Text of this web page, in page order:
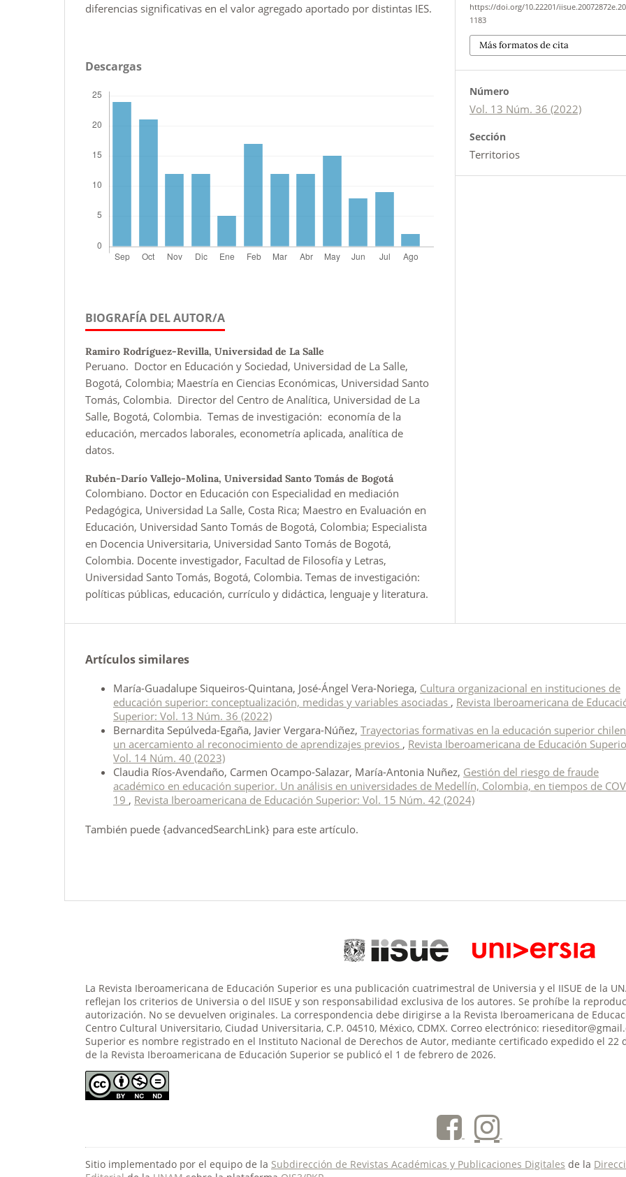
diferencias significativas en el valor agregado aportado por distintas IES.
Descargas
BIOGRAFÍA DEL AUTOR/A
Ramiro Rodríguez-Revilla, Universidad de La Salle
Peruano. Doctor en Educación y Sociedad, Universidad de La Salle,
Bogotá, Colombia; Maestría en Ciencias Económicas, Universidad Santo
Tomás, Colombia. Director del Centro de Analítica, Universidad de La
Salle, Bogotá, Colombia. Temas de investigación: economía de la
educación, mercados laborales, econometría aplicada, analítica de
datos.
Rubén-Darío Vallejo-Molina, Universidad Santo Tomás de Bogotá
Colombiano. Doctor en Educación con Especialidad en mediación
Pedagógica, Universidad La Salle, Costa Rica; Maestro en Evaluación en
Educación, Universidad Santo Tomás de Bogotá, Colombia; Especialista
en Docencia Universitaria, Universidad Santo Tomás de Bogotá,
Colombia. Docente investigador, Facultad de Filosofía y Letras,
Universidad Santo Tomás, Bogotá, Colombia. Temas de investigación:
políticas públicas, educación, currículo y didáctica, lenguaje y literatura.
https://doi.org/10.22201/
1183
Más formatos de cita
Número
Vol. 13 Núm. 36 (2022)
Sección
Territorios
Artículos similares
María-Guadalupe Siqueiros-Quintana, José-Ángel Vera-Noriega, Cultura organizacional en instituciones de
educación superior: conceptualización, medidas y variables asociadas , Revista Iberoamericana de
Superior: Vol. 13 Núm. 36 (2022)
Bernardita Sepúlveda-Egaña, Javier Vergara-Núñez, Trayectorias formativas en la educación superior
un acercamiento al reconocimiento de aprendizajes previos , Revista Iberoamericana de Educación
Vol. 14 Núm. 40 (2023)
Claudia Ríos-Avendaño, Carmen Ocampo-Salazar, María-Antonia Nuñez, Gestión del riesgo de fraude
académico en educación superior. Un análisis en universidades de Medellín, Colombia, en tiempos de
19 , Revista Iberoamericana de Educación Superior: Vol. 15 Núm. 42 (2024)
También puede {advancedSearchLink} para este artículo.
La Revista Iberoamericana de Educación Superior es una publicación cuatrimestral de Universia y el IISUE de la
reflejan los criterios de Universia o del IISUE y son responsabilidad exclusiva de los autores. Se prohíbe la
autorización. No se devuelven originales. La correspondencia debe dirigirse a la Revista Iberoamericana de
Centro Cultural Universitario, Ciudad Universitaria, C.P. 04510, México, CDMX. Correo electrónico:
Superior es nombre registrado en el Instituto Nacional de Derechos de Autor, mediante certificado expedido el 22
de la Revista Iberoamericana de Educación Superior se publicó el 1 de febrero de 2026.
Sitio implementado por el equipo de la Subdirección de Revistas Académicas y Publicaciones Digitales de la